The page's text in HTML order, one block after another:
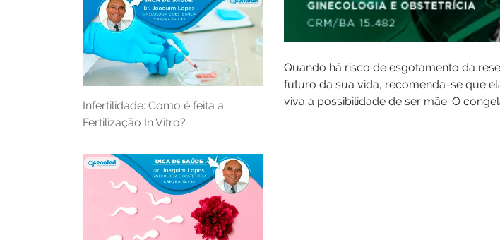
Infertilidade: Como é feita a
Fertilização In Vitro?
Quando há risco de esgotamento da
futuro da sua vida, recomenda-se que
viva a possibilidade de ser mãe. O